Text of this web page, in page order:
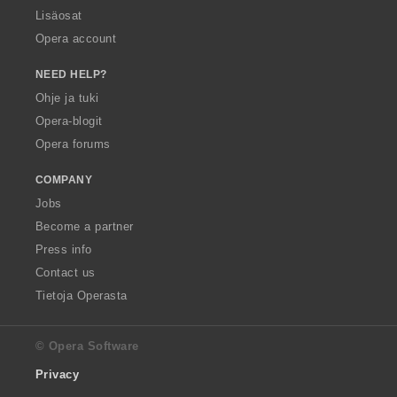
Lisäosat
Opera account
NEED HELP?
Ohje ja tuki
Opera-blogit
Opera forums
COMPANY
Jobs
Become a partner
Press info
Contact us
Tietoja Operasta
© Opera Software
Privacy